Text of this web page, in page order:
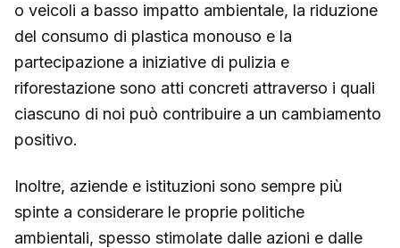
o veicoli a basso impatto ambientale, la riduzione
del consumo di plastica monouso e la
partecipazione a iniziative di pulizia e
riforestazione sono atti concreti attraverso i quali
ciascuno di noi può contribuire a un cambiamento
positivo.
Inoltre, aziende e istituzioni sono sempre più
spinte a considerare le proprie politiche
ambientali, spesso stimolate dalle azioni e dalle